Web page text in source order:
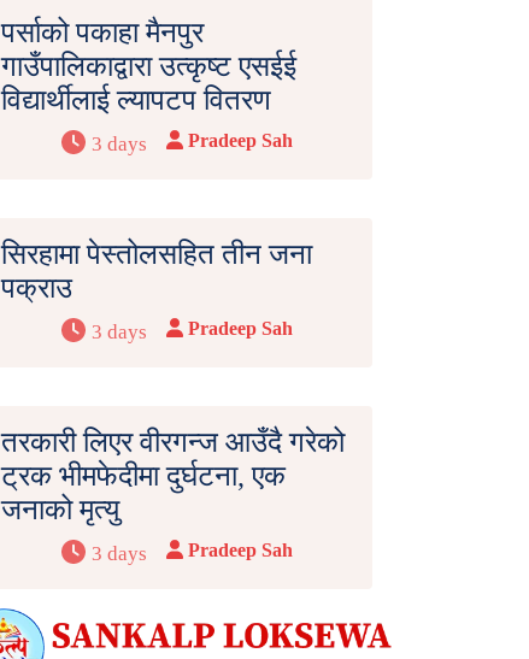
पर्साको पकाहा मैनपुर
गाउँपालिकाद्वारा उत्कृष्ट एसईई
विद्यार्थीलाई ल्यापटप वितरण
3 days Pradeep Sah
सिरहामा पेस्तोलसहित तीन जना
पक्राउ
3 days Pradeep Sah
तरकारी लिएर वीरगन्ज आउँदै गरेको
ट्रक भीमफेदीमा दुर्घटना, एक
जनाको मृत्यु
3 days Pradeep Sah